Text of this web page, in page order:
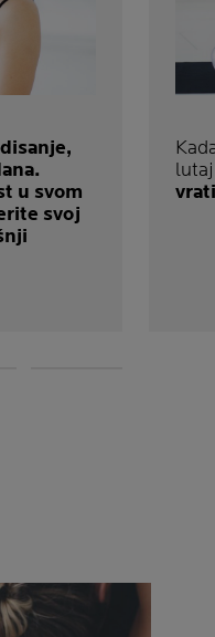
u svom
svoj